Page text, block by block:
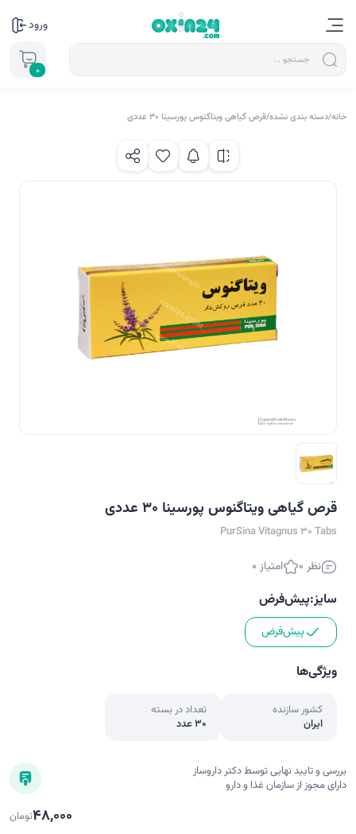
ورود
0
خانه/دسته بندی نشده/قرص گیاهی ویتاگنوس پورسینا 30 عددی
قرص گیاهی ویتاگنوس پورسینا 30 عددی
PurSina Vitagnus 30 Tabs
نظر 0 امتیاز 0
سایز:پیش‌فرض
پیش‌فرض
ویژگی‌ها
کشور سازنده
ایران
تعداد در بسته
30 عدد
بررسی و تایید نهایی توسط دکتر داروساز
دارای مجوز از سازمان غذا و دارو
48,000تومان